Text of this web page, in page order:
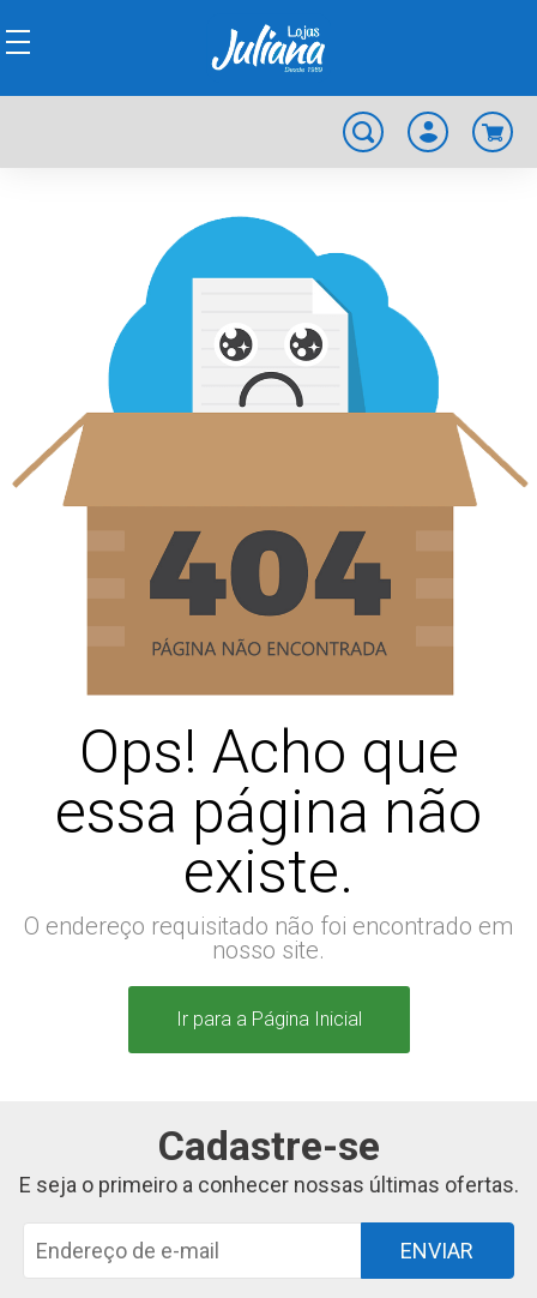
Ops! Acho que
essa página não
existe.
O endereço requisitado não foi encontrado em
nosso site.
Ir para a Página Inicial
Cadastre-se
E seja o primeiro a conhecer nossas últimas ofertas.
ENVIAR